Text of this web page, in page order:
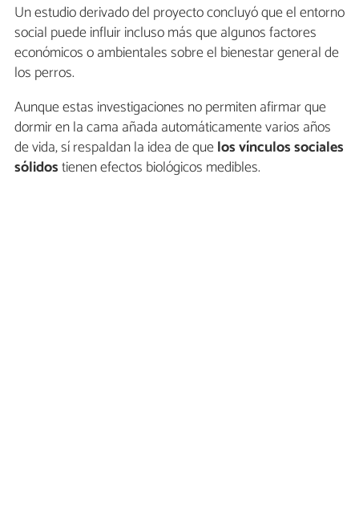
Un estudio derivado del proyecto concluyó que el entorno
social puede influir incluso más que algunos factores
económicos o ambientales sobre el bienestar general de
los perros.
Aunque estas investigaciones no permiten afirmar que
dormir en la cama añada automáticamente varios años
de vida, sí respaldan la idea de quelos vínculos sociales
sólidostienen efectos biológicos medibles.